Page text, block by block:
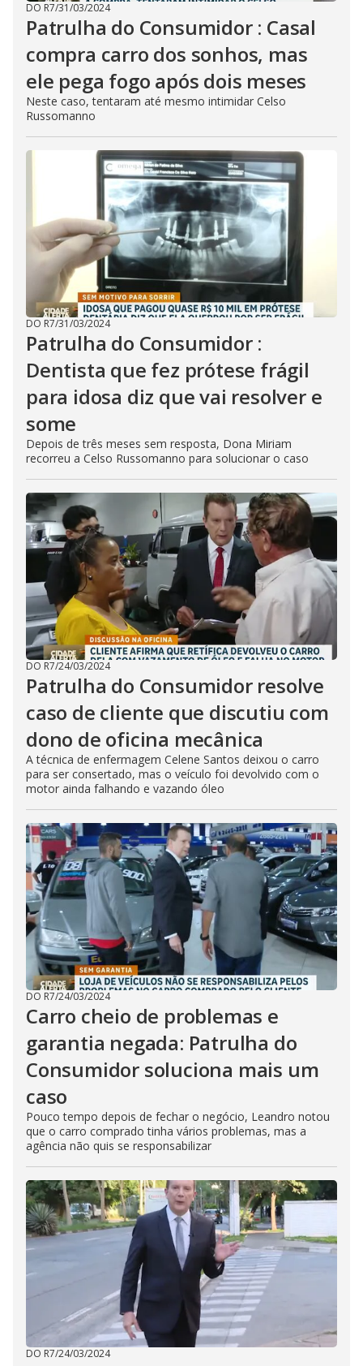
DO R7/31/03/2024
Patrulha do Consumidor : Casal
compra carro dos sonhos, mas
ele pega fogo após dois meses
Neste caso, tentaram até mesmo intimidar Celso
Russomanno
DO R7/31/03/2024
Patrulha do Consumidor :
Dentista que fez prótese frágil
para idosa diz que vai resolver e
some
Depois de três meses sem resposta, Dona Miriam
recorreu a Celso Russomanno para solucionar o caso
DO R7/24/03/2024
Patrulha do Consumidor resolve
caso de cliente que discutiu com
dono de oficina mecânica
A técnica de enfermagem Celene Santos deixou o carro
para ser consertado, mas o veículo foi devolvido com o
motor ainda falhando e vazando óleo
DO R7/24/03/2024
Carro cheio de problemas e
garantia negada: Patrulha do
Consumidor soluciona mais um
caso
Pouco tempo depois de fechar o negócio, Leandro notou
que o carro comprado tinha vários problemas, mas a
agência não quis se responsabilizar
DO R7/24/03/2024